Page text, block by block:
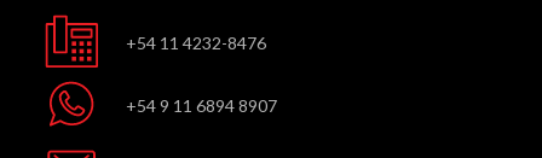
+54 11 4232-8476
+54 9 11 6894 8907